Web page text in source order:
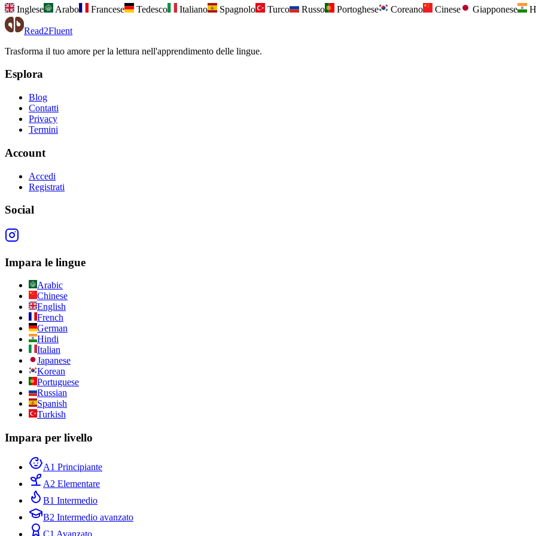
Inglese Arabo Francese Tedesco Italiano Spagnolo Turco Russo Portoghese Coreano Cinese Giapponese
Read2Fluent
Trasforma il tuo amore per la lettura nell'apprendimento delle lingue.
Esplora
Blog
Contatti
Privacy
Termini
Account
Accedi
Registrati
Social
Impara le lingue
Arabic
Chinese
English
French
German
Hindi
Italian
Japanese
Korean
Portuguese
Russian
Spanish
Turkish
Impara per livello
A1 Principiante
A2 Elementare
B1 Intermedio
B2 Intermedio avanzato
C1 Avanzato